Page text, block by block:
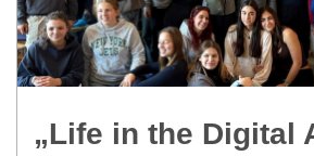
R
E
„Life in the Digi­tal